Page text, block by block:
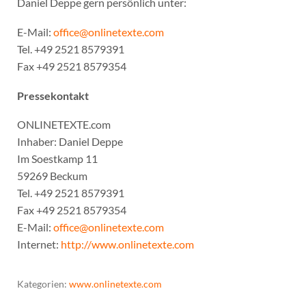
E-Mail: office@onlinetexte.com
Tel. +49 2521 8579391
Fax +49 2521 8579354
Pressekontakt
ONLINETEXTE.com
Inhaber: Daniel Deppe
Im Soestkamp 11
59269 Beckum
Tel. +49 2521 8579391
Fax +49 2521 8579354
E-Mail: office@onlinetexte.com
Internet: http://www.onlinetexte.com
Kategorien: www.onlinetexte.com